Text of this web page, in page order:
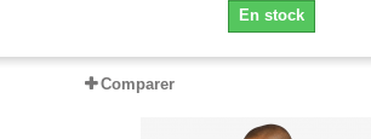
En stock
Comparer